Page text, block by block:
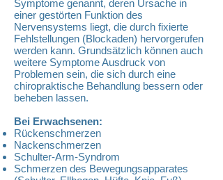
Symptome genannt, deren Ursache in
einer gestörten Funktion des
Nervensystems liegt, die durch fixierte
Fehlstellungen (Blockaden) hervorgerufen
werden kann. Grundsätzlich können auch
weitere Symptome Ausdruck von
Problemen sein, die sich durch eine
chiropraktische Behandlung bessern oder
beheben lassen.
Bei Erwachsenen:
Rückenschmerzen
Nackenschmerzen
Schulter-Arm-Syndrom
Schmerzen des Bewegungsapparates